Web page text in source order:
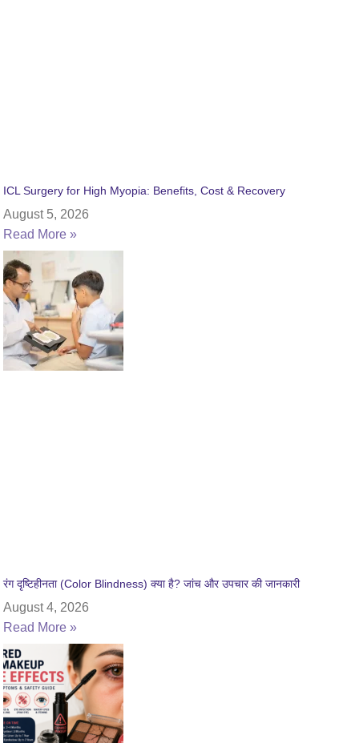
ICL Surgery for High Myopia: Benefits, Cost & Recovery
August 5, 2026
Read More »
रंग दृष्टिहीनता (Color Blindness) क्या है? जांच और उपचार की जानकारी
August 4, 2026
Read More »